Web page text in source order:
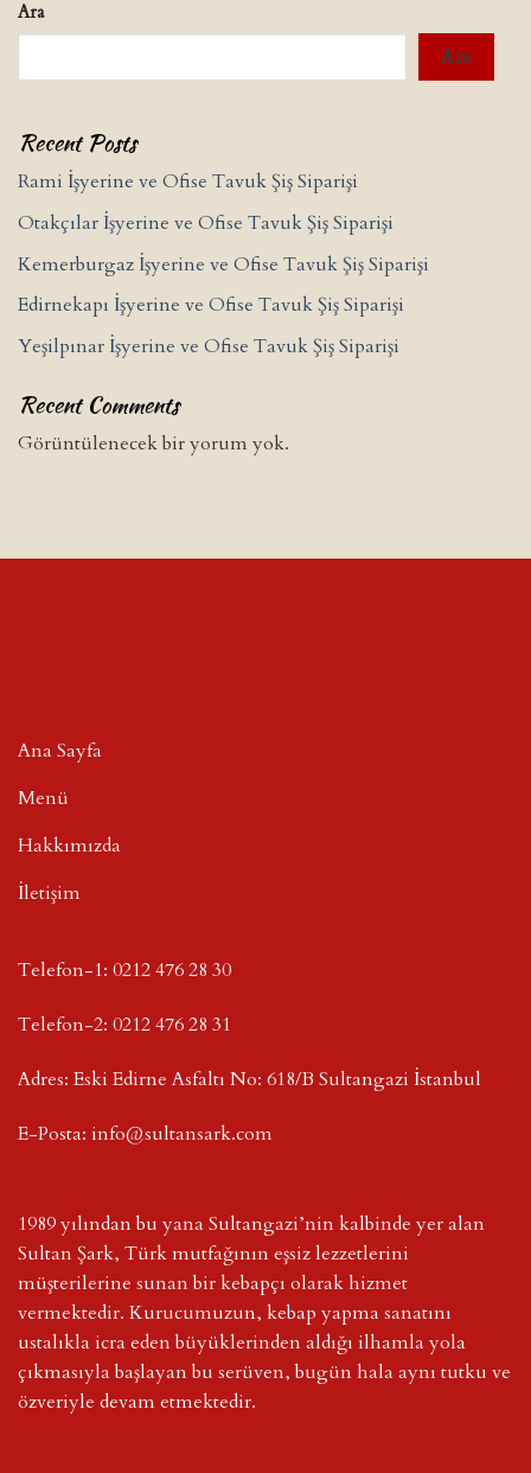
Ara
Ara
Recent Posts
Rami İşyerine ve Ofise Tavuk Şiş Siparişi
Otakçılar İşyerine ve Ofise Tavuk Şiş Siparişi
Kemerburgaz İşyerine ve Ofise Tavuk Şiş Siparişi
Edirnekapı İşyerine ve Ofise Tavuk Şiş Siparişi
Yeşilpınar İşyerine ve Ofise Tavuk Şiş Siparişi
Recent Comments
Görüntülenecek bir yorum yok.
Ana Sayfa
Menü
Hakkımızda
İletişim
Telefon-1: 0212 476 28 30
Telefon-2: 0212 476 28 31
Adres: Eski Edirne Asfaltı No: 618/B Sultangazi İstanbul
E-Posta: info@sultansark.com
1989 yılından bu yana Sultangazi’nin kalbinde yer alan
Sultan Şark, Türk mutfağının eşsiz lezzetlerini
müşterilerine sunan bir kebapçı olarak hizmet
vermektedir. Kurucumuzun, kebap yapma sanatını
ustalıkla icra eden büyüklerinden aldığı ilhamla yola
çıkmasıyla başlayan bu serüven, bugün hala aynı tutku ve
özveriyle devam etmektedir.